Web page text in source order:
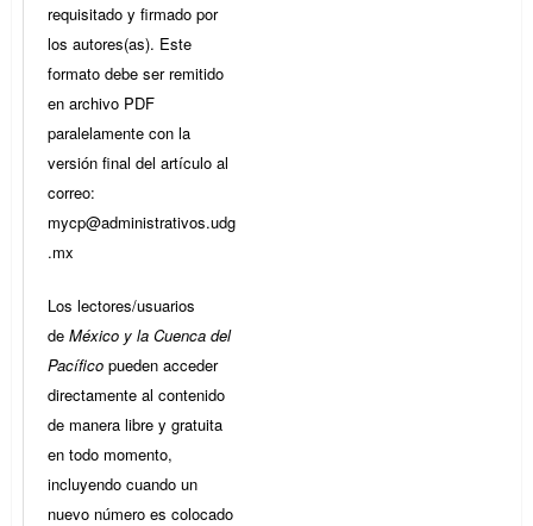
requisitado y firmado por
los autores(as). Este
formato debe ser remitido
en archivo PDF
paralelamente con la
versión final del artículo al
correo:
mycp@administrativos.udg
.mx
Los lectores/usuarios
de México y la Cuenca del
Pacífico pueden acceder
directamente al contenido
de manera libre y gratuita
en todo momento,
incluyendo cuando un
nuevo número es colocado